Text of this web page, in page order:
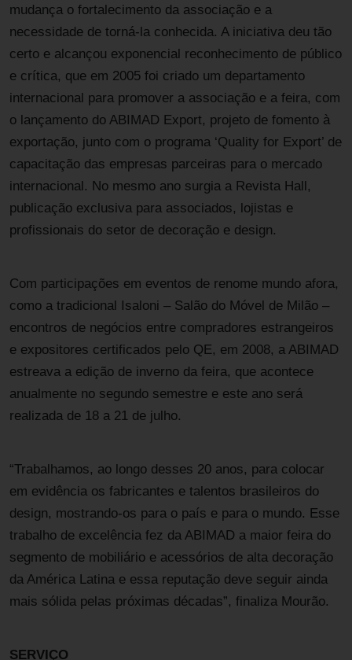
mudança o fortalecimento da associação e a
necessidade de torná-la conhecida. A iniciativa deu tão
certo e alcançou exponencial reconhecimento de público
e crítica, que em 2005 foi criado um departamento
internacional para promover a associação e a feira, com
o lançamento do ABIMAD Export, projeto de fomento à
exportação, junto com o programa ‘Quality for Export’ de
capacitação das empresas parceiras para o mercado
internacional. No mesmo ano surgia a Revista Hall,
publicação exclusiva para associados, lojistas e
profissionais do setor de decoração e design.
Com participações em eventos de renome mundo afora,
como a tradicional Isaloni – Salão do Móvel de Milão –
encontros de negócios entre compradores estrangeiros
e expositores certificados pelo QE, em 2008, a ABIMAD
estreava a edição de inverno da feira, que acontece
anualmente no segundo semestre e este ano será
realizada de 18 a 21 de julho.
“Trabalhamos, ao longo desses 20 anos, para colocar
em evidência os fabricantes e talentos brasileiros do
design, mostrando-os para o país e para o mundo. Esse
trabalho de excelência fez da ABIMAD a maior feira do
segmento de mobiliário e acessórios de alta decoração
da América Latina e essa reputação deve seguir ainda
mais sólida pelas próximas décadas”, finaliza Mourão.
SERVIÇO